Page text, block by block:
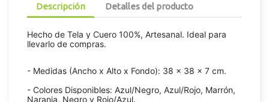
Descripción Detalles del producto
Hecho de Tela y Cuero 100%, Artesanal. Ideal para
llevarlo de compras.
- Medidas (Ancho x Alto x Fondo): 38 x 38 x 7 cm.
- Colores Disponibles: Azul/Negro, Azul/Rojo, Marrón,
Naranja, Negro y Rojo/Azul.